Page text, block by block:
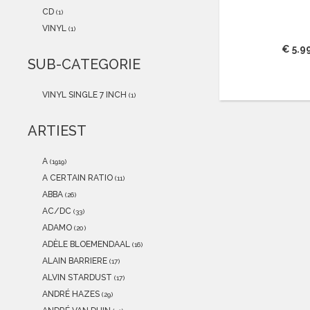
2017 (0)
CD (1)
VINYL (1)
SUB-CATEGORIE
VINYL SINGLE 7 INCH (1)
ARTIEST
A (1919)
A CERTAIN RATIO (11)
ABBA (26)
AC/DC (33)
ADAMO (20)
ADÈLE BLOEMENDAAL (16)
ALAIN BARRIERE (17)
ALVIN STARDUST (17)
ANDRÉ HAZES (29)
€